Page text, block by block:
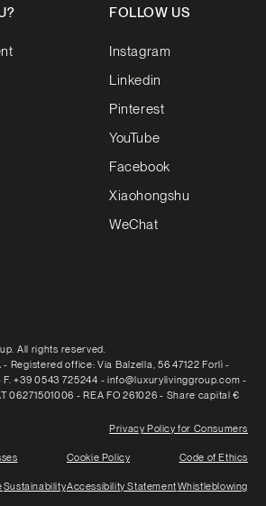
FOLLOW US
Instagram
Linkedin
Pinterest
YouTube
Facebook
Xiaohongshu
WeChat
All rights reserved.
- Registered office: Via Balzella, 56 47122 Forlì -
F. +39 0543 725244 - info@luxurylivinggroup.com -
06271501006 - REA FO 261026 - Share capital €
Privacy Policy for Consumers
Cookie Policy Code of Ethics
SustainabilityAccessibility StatementWhistleblowing